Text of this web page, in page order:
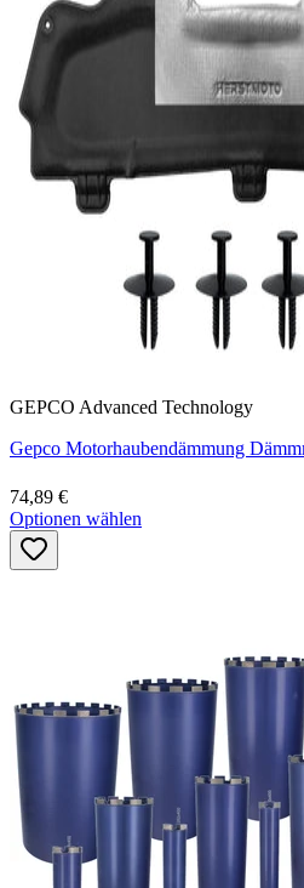
GEPCO Advanced Technology
Gepco Motorhaubendämmung
74,89 €
Optionen wählen